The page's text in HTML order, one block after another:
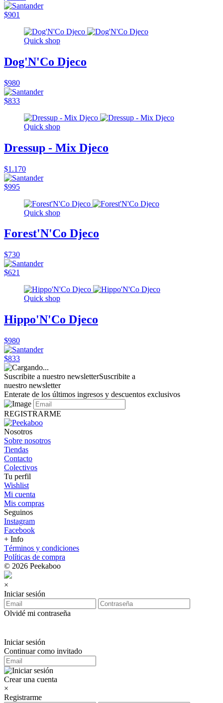
$901
Quick shop
Dog'N'Co Djeco
$980
$833
Quick shop
Dressup - Mix Djeco
$1.170
$995
Quick shop
Forest'N'Co Djeco
$730
$621
Quick shop
Hippo'N'Co Djeco
$980
$833
Suscribite a nuestro newsletterSuscribite a
nuestro newsletter
Enterate de los últimos ingresos y descuentos exclusivos
REGISTRARME
Nosotros
Sobre nosotros
Tiendas
Contacto
Colectivos
Tu perfil
Wishlist
Mi cuenta
Mis compras
Seguinos
Instagram
Facebook
+ Info
Términos y condiciones
Políticas de compra
© 2026 Peekaboo
×
Iniciar sesión
Olvidé mi contraseña
Iniciar sesión
Continuar como invitado
Crear una cuenta
×
Registrarme